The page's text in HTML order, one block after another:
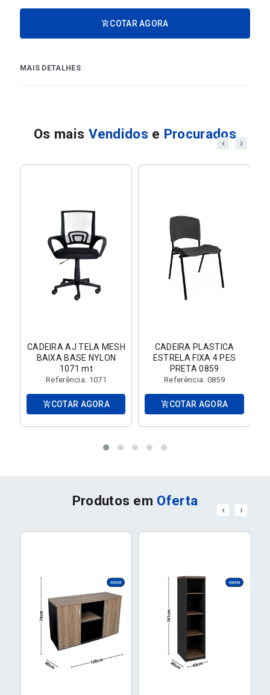
add_shopping_cart COTAR AGORA
MAIS DETALHES
Os mais Vendidose Procurados
CADEIRA AJ TELA MESH
BAIXA BASE NYLON
1071 mt
Referência: 1071
add_shopping_cart COTAR AGORA
CADEIRA PLASTICA
ESTRELA FIXA 4 PES
PRETA 0859
Referência: 0859
add_shopping_cart COTAR AGORA
‹ ›
Produtos em Oferta
‹ ›